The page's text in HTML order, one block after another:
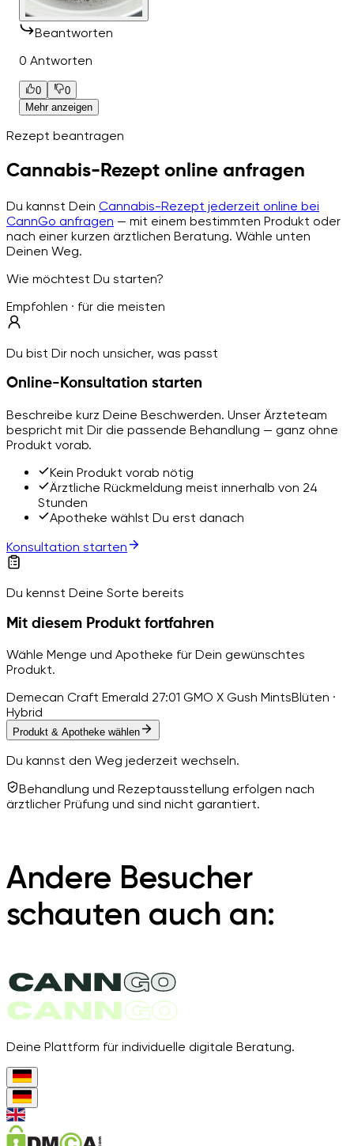
Beantworten
0 Antworten
0
0
Mehr anzeigen
Rezept beantragen
Cannabis-Rezept online anfragen
Du kannst Dein Cannabis-Rezept jederzeit online bei
CannGo anfragen — mit einem bestimmten Produkt oder
nach einer kurzen ärztlichen Beratung. Wähle unten
Deinen Weg.
Wie möchtest Du starten?
Empfohlen · für die meisten
Du bist Dir noch unsicher, was passt
Online-Konsultation starten
Beschreibe kurz Deine Beschwerden. Unser Ärzteteam
bespricht mit Dir die passende Behandlung — ganz ohne
Produkt vorab.
Kein Produkt vorab nötig
Ärztliche Rückmeldung meist innerhalb von 24
Stunden
Apotheke wählst Du erst danach
Konsultation starten
Du kennst Deine Sorte bereits
Mit diesem Produkt fortfahren
Wähle Menge und Apotheke für Dein gewünschtes
Produkt.
Demecan Craft Emerald 27:01 GMO X Gush MintsBlüten ·
Hybrid
Produkt & Apotheke wählen
Du kannst den Weg jederzeit wechseln.
Behandlung und Rezeptausstellung erfolgen nach
ärztlicher Prüfung und sind nicht garantiert.
Andere Besucher
schauten auch an:
Deine Plattform für individuelle digitale Beratung.